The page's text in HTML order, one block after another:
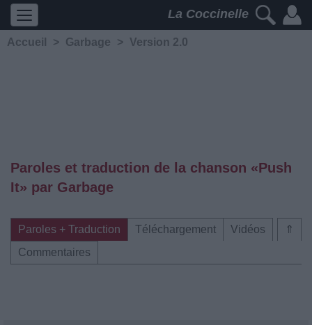
La Coccinelle
Accueil > Garbage > Version 2.0
Paroles et traduction de la chanson «Push
It» par Garbage
⇑
Paroles + Traduction Téléchargement
Vidéos
Commentaires